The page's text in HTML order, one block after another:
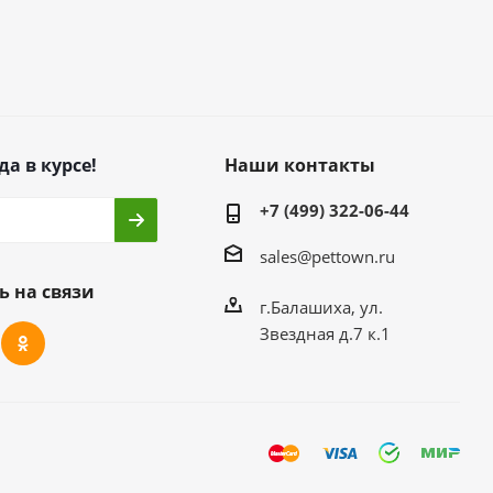
в курсе!
на связи
Наши контакты
+7 (499) 322-06-44
sales@pettown.ru
г.Балашиха, ул.
Звездная д.7 к.1